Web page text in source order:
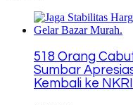
518 Orang
Sumbar
Kembali ke NKRI